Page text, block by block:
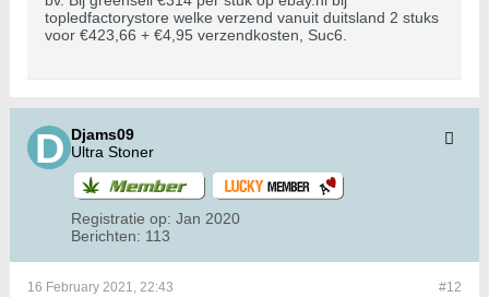
topledfactorystore welke verzend vanuit duitsland 2 stuks
voor €423,66 + €4,95 verzendkosten, Suc6.
Djams09
Ultra Stoner
Registratie op: Jan 2020
Berichten: 113
#12
16 February 2021, 22:43